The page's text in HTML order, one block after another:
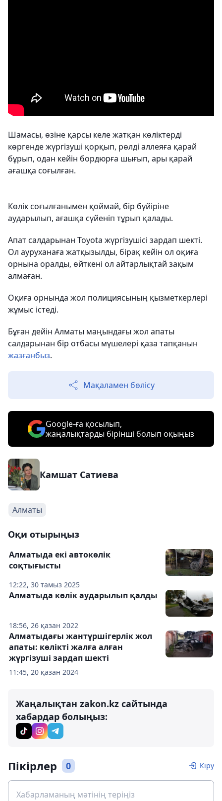
Шамасы, өзіне қарсы келе жатқан көліктерді
көргенде жүргізуші қорқып, рөлді аллеяға қарай
бұрып, одан кейін бордюрға шығып, ары қарай
ағашқа соғылған.
Көлік соғылғанымен қоймай, бір бүйіріне
аударылып, ағашқа сүйеніп тұрып қалады.
Апат салдарынан Toyota жүргізушісі зардап шекті.
Ол ауруханаға жатқызылды, бірақ кейін ол оқиға
орнына оралды, өйткені ол айтарлықтай зақым
алмаған.
Оқиға орнында жол полициясының қызметкерлері
жұмыс істеді.
Бұған дейін Алматы маңындағы жол апаты
салдарынан бір отбасы мүшелері қаза тапқанын
жазғанбыз.
Мақаламен бөлісу
Google-ға қосылып,
жаңалықтарды бірінші болып оқыңыз
Камшат Сатиева
Алматы
Оқи отырыңыз
12:22, 30 тамыз 2025
Алматыда екі автокөлік
соқтығысты
18:56, 26 қазан 2022
Алматыда көлік аударылып қалды
11:45, 20 қазан 2024
Алматыдағы жантүршігерлік жол
апаты: көлікті жалға алған
жүргізуші зардап шекті
Жаңалықтан zakon.kz сайтында
хабардар болыңыз:
Пікірлер 0 Кіру